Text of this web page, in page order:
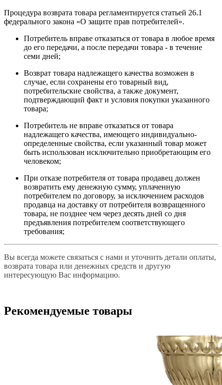
Процедура возврата товара регламентируется статьей 26.1
федерального закона «О защите прав потребителей».
Потребитель вправе отказаться от товара в любое время
до его передачи, а после передачи товара - в течение
семи дней;
Возврат товара надлежащего качества возможен в
случае, если сохранены его товарный вид,
потребительские свойства, а также документ,
подтверждающий факт и условия покупки указанного
товара;
Потребитель не вправе отказаться от товара
надлежащего качества, имеющего индивидуально-
определенные свойства, если указанный товар может
быть использован исключительно приобретающим его
человеком;
При отказе потребителя от товара продавец должен
возвратить ему денежную сумму, уплаченную
потребителем по договору, за исключением расходов
продавца на доставку от потребителя возвращенного
товара, не позднее чем через десять дней со дня
предъявления потребителем соответствующего
требования;
Вы всегда можете связаться с нами и уточнить детали оплаты,
возврата товара или денежных средств и другую
интересующую Вас информацию.
Рекомендуемые товары